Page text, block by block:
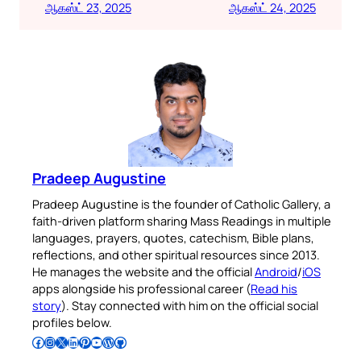
ஆகஸ்ட் 23, 2025 ஆகஸ்ட் 24, 2025
Pradeep Augustine
Pradeep Augustine is the founder of Catholic Gallery, a
faith-driven platform sharing Mass Readings in multiple
languages, prayers, quotes, catechism, Bible plans,
reflections, and other spiritual resources since 2013.
He manages the website and the officialAndroid/iOS
apps alongside his professional career (Read his
story). Stay connected with him on the official social
profiles below.
Follow Pradeep on Facebook Follow Pradeep on InstagramFollow Pradeep on X Follow Pradeep on LinkedIn Follow Pradeep on Pinterest Subscribe to Pradeep’s Youtube Channel Follow Pradeep on WordPress Follow Pradeep on GitHub